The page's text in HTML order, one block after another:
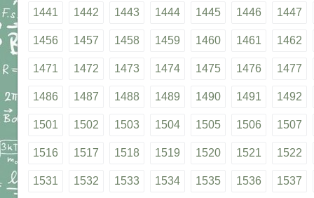
1441 1442 1443 1444 1445 1446 1447
1456 1457 1458 1459 1460 1461 1462
1471 1472 1473 1474 1475 1476 1477
1486 1487 1488 1489 1490 1491 1492
1501 1502 1503 1504 1505 1506 1507
1516 1517 1518 1519 1520 1521 1522
1531 1532 1533 1534 1535 1536 1537